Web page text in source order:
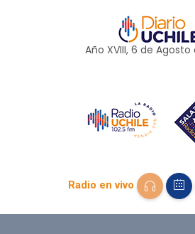
Año XVIII, 6 de Agosto
Radio en vivo